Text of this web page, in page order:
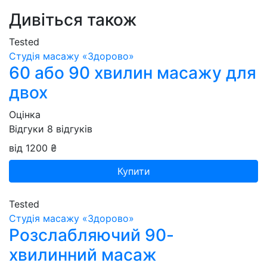
Дивіться також
Tested
Студія масажу «‎‎Здорово»
60 або 90 хвилин масажу для
двох
Оцінка
Відгуки 8 відгуків
від 1200 ₴
Купити
Tested
Студія масажу «‎‎Здорово»
Розслабляючий 90-
хвилинний масаж